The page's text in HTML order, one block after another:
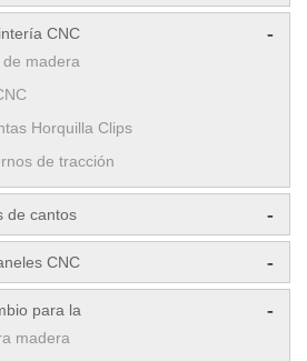
CNC -
madera
Horquilla Clips
de tracción
de cantos -
CNC -
para la -
madera